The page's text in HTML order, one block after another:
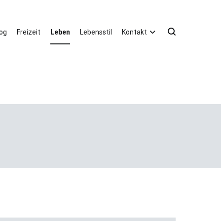
Freizeit Leben Lebensstil Kontakt